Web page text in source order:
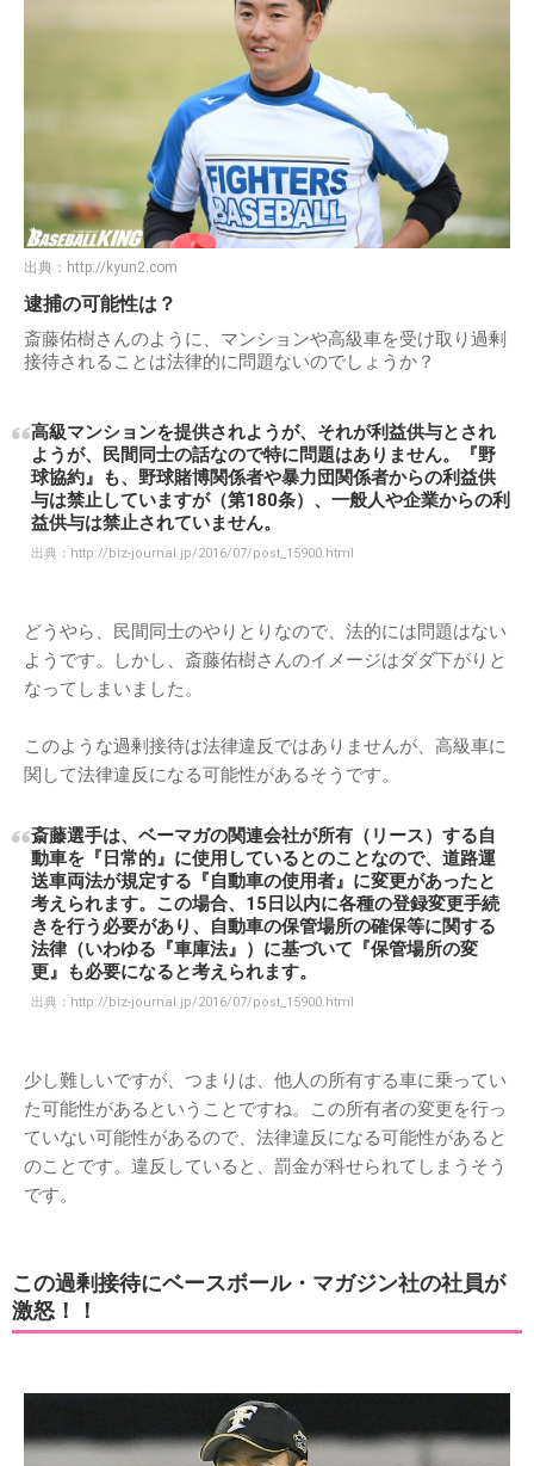
出典： http://kyun2.com
逮捕の可能性は？
斎藤佑樹さんのように、マンションや高級車を受け取り過剰
接待されることは法律的に問題ないのでしょうか？
高級マンションを提供されようが、それが利益供与とされ
ようが、民間同士の話なので特に問題はありません。『野
球協約』も、野球賭博関係者や暴力団関係者からの利益供
与は禁止していますが（第180条）、一般人や企業からの利
益供与は禁止されていません。
出典： http://biz-journal.jp/2016/07/post_15900.html
どうやら、民間同士のやりとりなので、法的には問題はない
ようです。しかし、斎藤佑樹さんのイメージはダダ下がりと
なってしまいました。
このような過剰接待は法律違反ではありませんが、高級車に
関して法律違反になる可能性があるそうです。
斎藤選手は、ベーマガの関連会社が所有（リース）する自
動車を『日常的』に使用しているとのことなので、道路運
送車両法が規定する『自動車の使用者』に変更があったと
考えられます。この場合、15日以内に各種の登録変更手続
きを行う必要があり、自動車の保管場所の確保等に関する
法律（いわゆる『車庫法』）に基づいて『保管場所の変
更』も必要になると考えられます。
出典： http://biz-journal.jp/2016/07/post_15900.html
少し難しいですが、つまりは、他人の所有する車に乗ってい
た可能性があるということですね。この所有者の変更を行っ
ていない可能性があるので、法律違反になる可能性があると
のことです。違反していると、罰金が科せられてしまうそう
です。
この過剰接待にベースボール・マガジン社の社員が
激怒！！